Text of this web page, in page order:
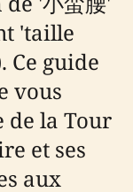
'taille
Ce guide
vous
de la Tour
et ses
aux